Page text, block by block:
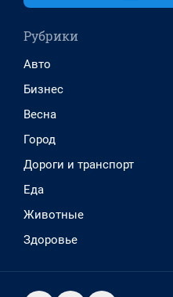
Рубрики
Авто
Бизнес
Весна
Город
Дороги и транспорт
Еда
Животные
Здоровье